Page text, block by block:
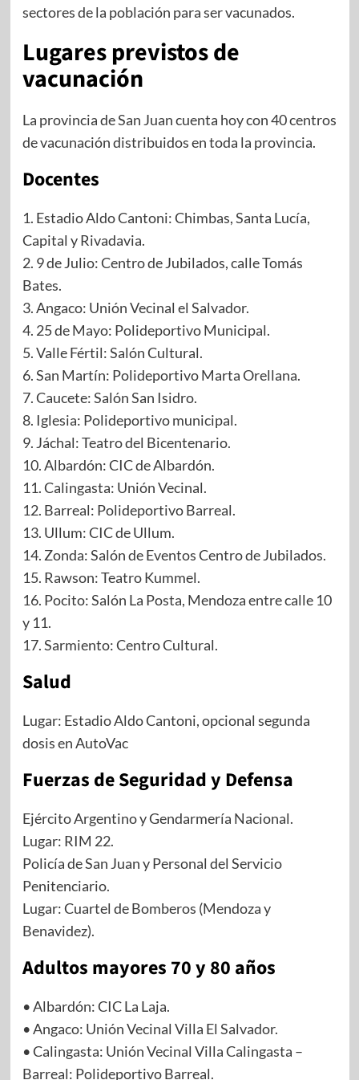
sectores de la población para ser vacunados.
Lugares previstos de
vacunación
La provincia de San Juan cuenta hoy con 40 centros
de vacunación distribuidos en toda la provincia.
Docentes
1. Estadio Aldo Cantoni: Chimbas, Santa Lucía,
Capital y Rivadavia.
2. 9 de Julio: Centro de Jubilados, calle Tomás
Bates.
3. Angaco: Unión Vecinal el Salvador.
4. 25 de Mayo: Polideportivo Municipal.
5. Valle Fértil: Salón Cultural.
6. San Martín: Polideportivo Marta Orellana.
7. Caucete: Salón San Isidro.
8. Iglesia: Polideportivo municipal.
9. Jáchal: Teatro del Bicentenario.
10. Albardón: CIC de Albardón.
11. Calingasta: Unión Vecinal.
12. Barreal: Polideportivo Barreal.
13. Ullum: CIC de Ullum.
14. Zonda: Salón de Eventos Centro de Jubilados.
15. Rawson: Teatro Kummel.
16. Pocito: Salón La Posta, Mendoza entre calle 10
y 11.
17. Sarmiento: Centro Cultural.
Salud
Lugar: Estadio Aldo Cantoni, opcional segunda
dosis en AutoVac
Fuerzas de Seguridad y Defensa
Ejército Argentino y Gendarmería Nacional.
Lugar: RIM 22.
Policía de San Juan y Personal del Servicio
Penitenciario.
Lugar: Cuartel de Bomberos (Mendoza y
Benavidez).
Adultos mayores 70 y 80 años
• Albardón: CIC La Laja.
• Angaco: Unión Vecinal Villa El Salvador.
• Calingasta: Unión Vecinal Villa Calingasta –
Barreal: Polideportivo Barreal.